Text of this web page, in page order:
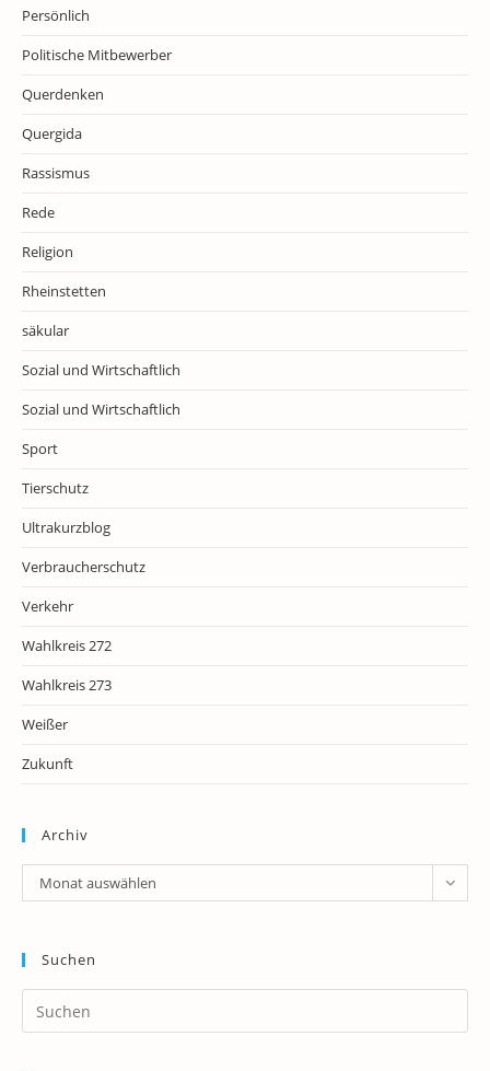
Persönlich
Politische Mitbewerber
Querdenken
Quergida
Rassismus
Rede
Religion
Rheinstetten
säkular
Sozial und Wirtschaftlich
Sozial und Wirtschaftlich
Sport
Tierschutz
Ultrakurzblog
Verbraucherschutz
Verkehr
Wahlkreis 272
Wahlkreis 273
Weißer
Zukunft
Archiv
Archiv
Monat auswählen
Suchen